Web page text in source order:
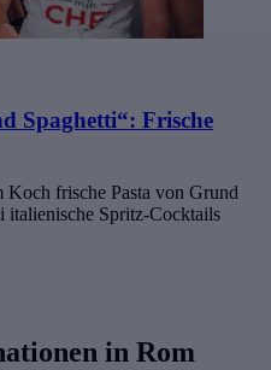
Spaghetti“: Frische
Koch frische Pasta von Grund
italienische Spritz-Cocktails
in Rom